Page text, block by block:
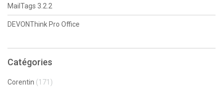
MailTags 3.2.2
DEVONThink Pro Office
Catégories
Corentin (171)